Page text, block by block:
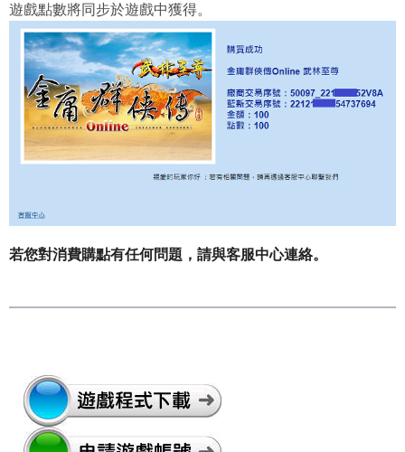
遊戲點數將同步於遊戲中獲得。
若您對消費購點有任何問題，請與客服中心連絡。